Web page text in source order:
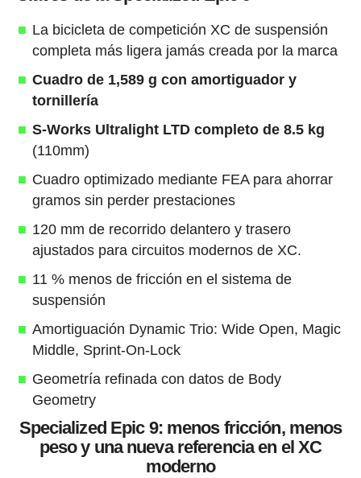
La bicicleta de competición XC de suspensión
completa más ligera jamás creada por la marca
Cuadro de 1,589 g con amortiguador y
tornillería
S-Works Ultralight LTD completo de 8.5 kg
(110mm)
Cuadro optimizado mediante FEA para ahorrar
gramos sin perder prestaciones
120 mm de recorrido delantero y trasero
ajustados para circuitos modernos de XC.
11 % menos de fricción en el sistema de
suspensión
Amortiguación Dynamic Trio: Wide Open, Magic
Middle, Sprint-On-Lock
Geometría refinada con datos de Body
Geometry
Specialized Epic 9: menos fricción, menos
peso y una nueva referencia en el XC
moderno